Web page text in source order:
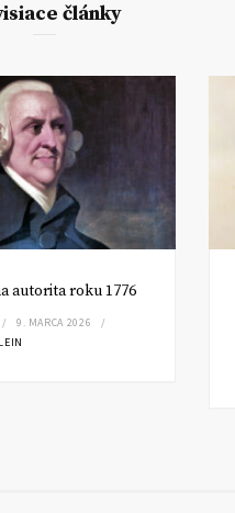
články
autorita roku 1776
9. MARCA 2026